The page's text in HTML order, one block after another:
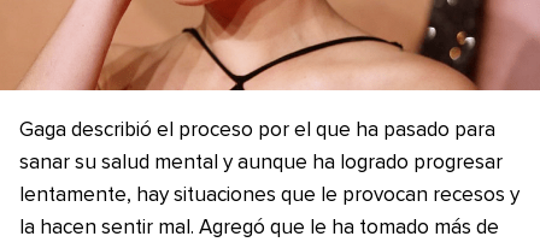
Gaga describió el proceso por el que ha pasado para
sanar su salud mental y aunque ha logrado progresar
lentamente, hay situaciones que le provocan recesos y
la hacen sentir mal. Agregó que le ha tomado más de